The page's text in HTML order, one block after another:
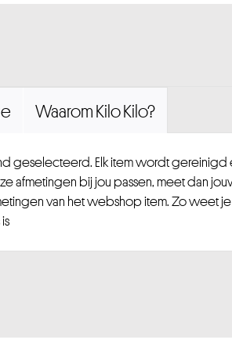
Waarom Kilo Kilo?
geselecteerd. Elk item wordt gereinigd
afmetingen bij jou passen, meet dan
van het webshop item. Zo weet